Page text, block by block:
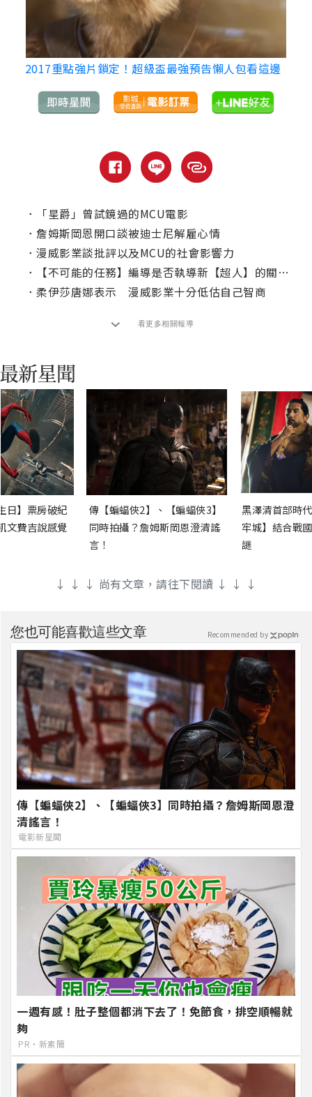
2017重點強片鎖定！超級盃最強預告懶人包看這邊
．
「星爵」曾試鏡過的MCU電影
． 詹姆斯岡恩開口談被迪士尼解雇心情
． 漫威影業談批評以及MCU的社會影響力
．
【不可能的任務】編導是否執導新【超人】的關鍵是她？
． 柔伊莎唐娜表示 漫威影業十分低估自己智商
看更多相關報導
日】票房破紀
文費吉說感覺
傳【蝙蝠俠2】、【蝙蝠俠3】
同時拍攝？詹姆斯岡恩澄清謠
言！
黑澤清首部時
牢城】結合戰
謎
↓ ↓ ↓ 尚有文章，請往下閱讀 ↓ ↓ ↓
您也可能喜歡這些文章
傳【蝙蝠俠2】、【蝙蝠俠3】同時拍攝？詹姆斯岡恩澄
清謠言！
電影新星聞
一週有感！肚子整個都消下去了！免節食，排空順暢就
夠
PR・新素簡
Recommended by